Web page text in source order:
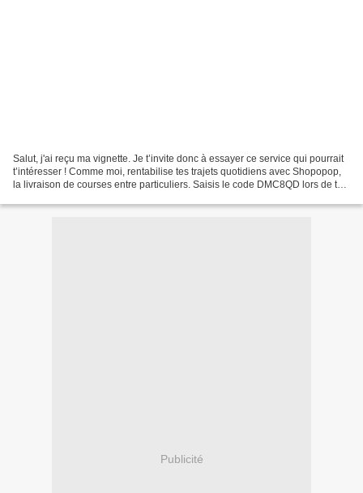
Salut, j'ai reçu ma vignette. Je t’invite donc à essayer ce service qui pourrait
t’intéresser ! Comme moi, rentabilise tes trajets quotidiens avec Shopopop,
la livraison de courses entre particuliers. Saisis le code DMC8QD lors de ton
Publicité